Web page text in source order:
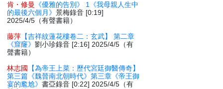
肯・修曼
《優雅的告別》 1《我母親人生中
的最後六個月》景梅錄音 [0:19]
2025/4/5（有聲書籍）
藤萍 【吉祥紋蓮花樓卷二：玄武】 第二章
《窟窿》劉小珍錄音 [2:16] 2025/4/5（有
聲書籍）
林志國
【為帝王上菜：歷代宮廷御醫傳奇】
第三篇《魏晉南北朝時代》第三章《帝王御
宴的尷尬》書亞錄音 [0:22] 2025/4/5（有